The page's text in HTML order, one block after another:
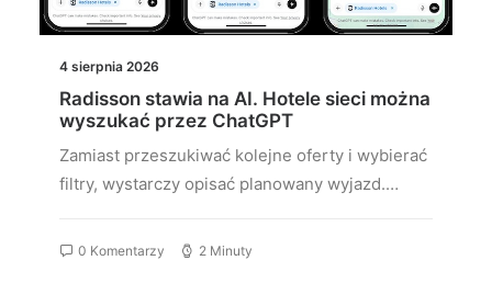
4 sierpnia 2026
Radisson stawia na AI. Hotele sieci można
wyszukać przez ChatGPT
Zamiast przeszukiwać kolejne oferty i wybierać
filtry, wystarczy opisać planowany wyjazd.…
0 Komentarzy 2 Minuty